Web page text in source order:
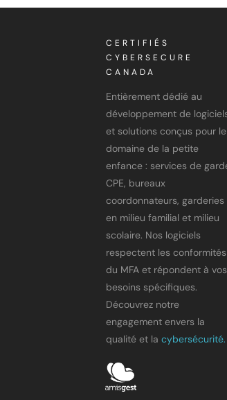
CERTIFIÉS
CYBERSECURE
CANADA
Entièrement dédié au
développement de
et solutions conçus pour le
domaine de la petite
enfance : services de
CPE, bureaux
coordonnateurs, garderies
en milieu familial et milieu
scolaire. Nos logiciels
respectent les conformités
du MFA et répondent à vos
besoins spécifiques.
Découvrez notre
engagement envers la
qualité et la cybersécurité.